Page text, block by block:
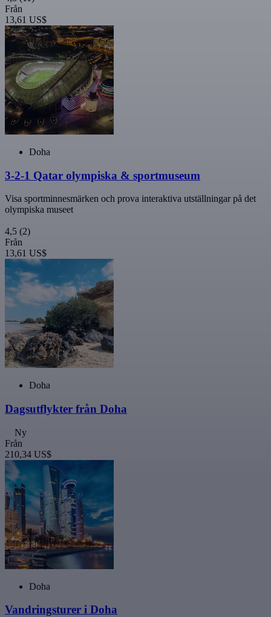
Från
13,61 US$
Doha
3-2-1 Qatar olympiska & sportmuseum
Visa sportminnesmärken och prova interaktiva utställningar på det
olympiska museet
4,5 (2)
Från
13,61 US$
Doha
Dagsutflykter från Doha
Ny
Från
210,34 US$
Doha
Vandringsturer i Doha